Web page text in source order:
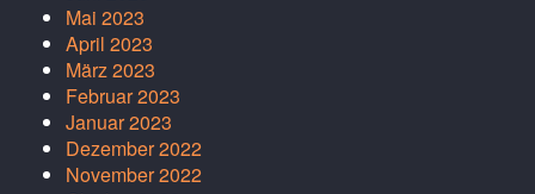
Mai 2023
April 2023
März 2023
Februar 2023
Januar 2023
Dezember 2022
November 2022